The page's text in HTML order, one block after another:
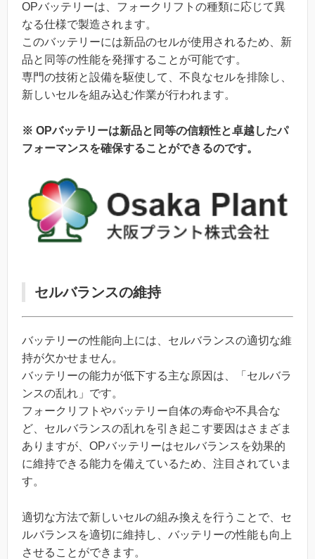
OPバッテリーは、フォークリフトの種類に応じて異
なる仕様で製造されます。
このバッテリーには新品のセルが使用されるため、新
品と同等の性能を発揮することが可能です。
専門の技術と設備を駆使して、不良なセルを排除し、
新しいセルを組み込む作業が行われます。
※ OPバッテリーは新品と同等の信頼性と卓越したパ
フォーマンスを確保することができるのです。
セルバランスの維持
バッテリーの性能向上には、セルバランスの適切な維
持が欠かせません。
バッテリーの能力が低下する主な原因は、「セルバラ
ンスの乱れ」です。
フォークリフトやバッテリー自体の寿命や不具合な
ど、セルバランスの乱れを引き起こす要因はさまざま
ありますが、OPバッテリーはセルバランスを効果的
に維持できる能力を備えているため、注目されていま
す。
適切な方法で新しいセルの組み換えを行うことで、セ
ルバランスを適切に維持し、バッテリーの性能も向上
させることができます。